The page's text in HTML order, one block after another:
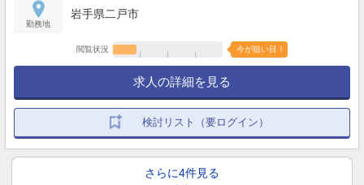
勤務地
岩手県二戸市
閲覧状況 今が狙い目！
求人の詳細を見る
検討リスト（要ログイン）
さらに4件見る